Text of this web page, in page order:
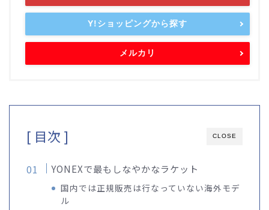
Y!ショッピングから探す
メルカリ
CLOSE
[ 目次 ]
YONEXで最もしなやかなラケット
国内では正規販売は行なっていない海外モデ
ル